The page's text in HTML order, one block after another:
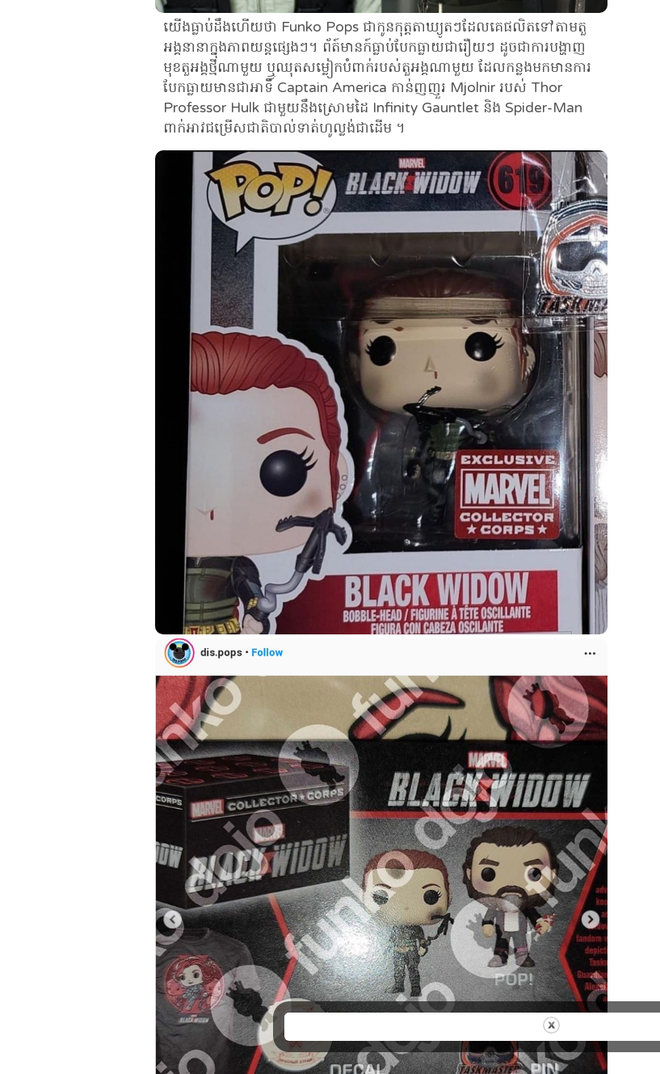
យើងធ្លាប់ដឹងហើយថា Funko Pops ជាកូនកុត្តតាឃ្យូតៗដែលគេផលិតទៅតាមតួ
អង្គនានាក្នុងភាពយន្តផ្សេងៗ។ ព័ត៍មានក៍ធ្លាប់បែកធ្លាយជារឿយៗ ដូចជាការបង្ហាញ
មុខតួអង្គថ្មីណាមួយ ឬឈុតសម្លៀកបំពាក់របស់តួអង្គណាមួយ ដែលកន្លងមកមានការ
បែកធ្លាយមានជាអាទិ៍ Captain America កាន់ញញួរ Mjolnir របស់ Thor
Professor Hulk ជាមួយនឹងស្រោមដៃ Infinity Gauntlet និង Spider-Man
ពាក់អាវជម្រើសជាតិបាល់ទាត់ហូល្លង់ជាដើម ។